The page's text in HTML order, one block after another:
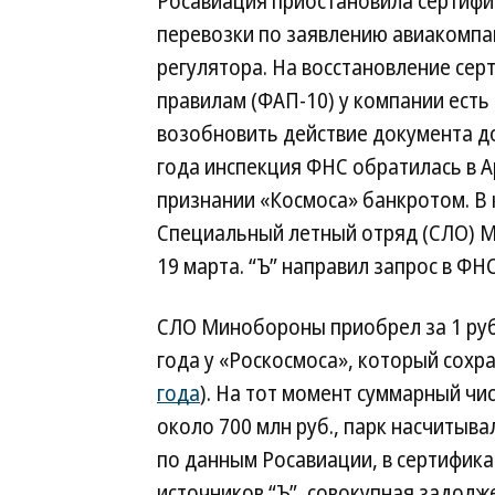
перевозки по заявлению
регулятора. На восстановление
правилам (ФАП-10) у компании
возобновить действие документа
года инспекция ФНС обратилась в
признании «Космоса» банкротом. В
Специальный летный отряд (СЛО)
19 марта. “Ъ” направил запрос в
СЛО Минобороны приобрел за 1
года у «Роскосмоса», который
года). На тот момент суммарный
около 700 млн руб., парк
по данным Росавиации, в